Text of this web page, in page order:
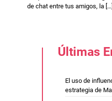
de chat entre tus amigos, la […]
Últimas
El uso de
estrategia de